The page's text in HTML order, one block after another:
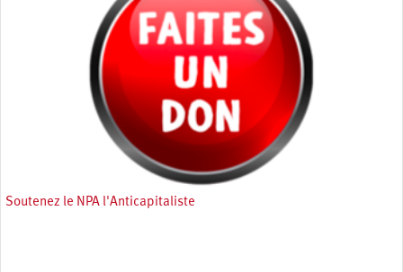
Soutenez le NPA l'Anticapitaliste